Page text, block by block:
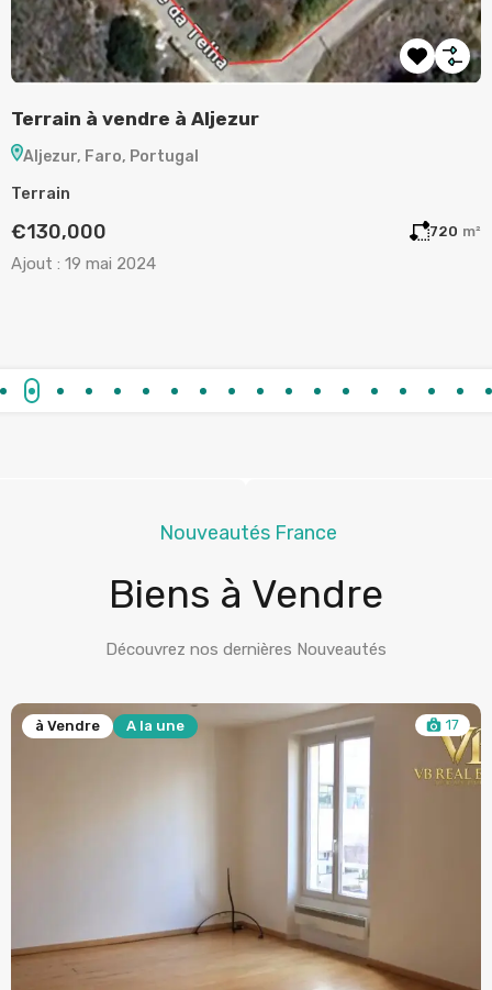
Terrain à vendre à Aljezur
Aljezur, Faro, Portugal
Terrain
€130,000 720 m²
Ajout : 19 mai 2024
Nouveautés France
Biens à Vendre
Découvrez nos dernières Nouveautés
à Vendre A la une 17